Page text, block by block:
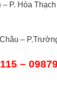
P. Hòa
–
–